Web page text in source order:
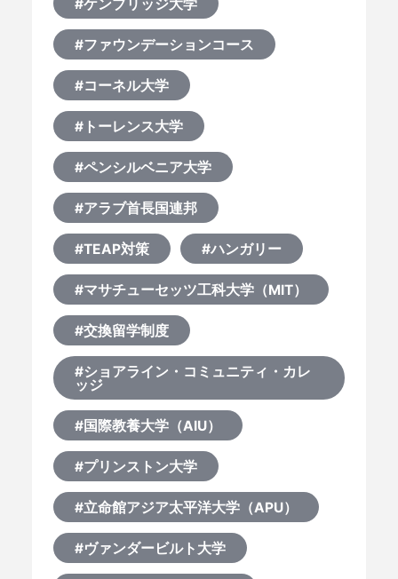
#ケンブリッジ大学
#ファウンデーションコース
#コーネル大学
#トーレンス大学
#ペンシルベニア大学
#アラブ首長国連邦
#TEAP対策 #ハンガリー
#マサチューセッツ工科大学（MIT）
#交換留学制度
#ショアライン・コミュニティ・カレ
ッジ
#国際教養大学（AIU）
#プリンストン大学
#立命館アジア太平洋大学（APU）
#ヴァンダービルト大学